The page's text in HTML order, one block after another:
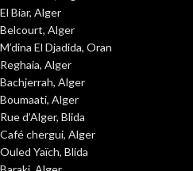
El Biar, Alger
Belcourt, Alger
M’dina El Djadida, Oran
Reghaia, Alger
Bachjerrah, Alger
Boumaati, Alger
Rue d’Alger, Blida
Café chergui, Alger
Ouled Yaïch, Blida